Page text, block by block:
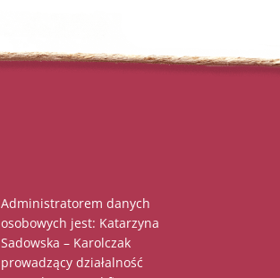
Administratorem danych
osobowych jest: Katarzyna
Sadowska – Karolczak
prowadzący działalność